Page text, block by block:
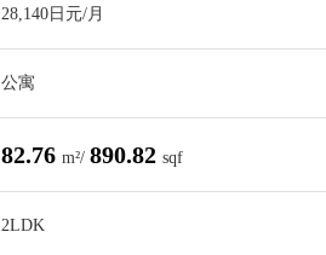
28,140日元/月
公寓
82.76 m²/ 890.82 sqf
2LDK